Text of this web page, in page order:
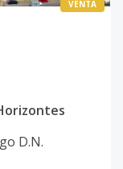
VENTA
D.N.